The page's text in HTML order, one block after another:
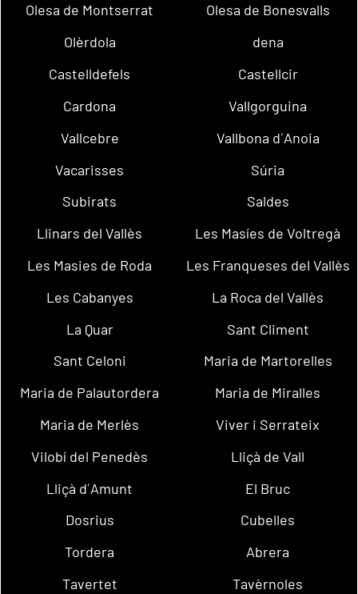
Olesa de Montserrat
Olesa de Bonesvalls
Olèrdola
dena
Castelldefels
Castellcir
Cardona
Vallgorguina
Vallcebre
Vallbona d´Anoia
Vacarisses
Súria
Subirats
Saldes
Llinars del Vallès
Les Masíes de Voltregà
Les Masies de Roda
Les Franqueses del Vallès
Les Cabanyes
La Roca del Vallès
La Quar
Sant Climent
Sant Celoni
Maria de Martorelles
Maria de Palautordera
Maria de Miralles
Maria de Merlès
Viver i Serrateix
Vilobí del Penedès
Lliçà de Vall
Lliçà d´Amunt
El Bruc
Dosrius
Cubelles
Tordera
Abrera
Tavertet
Tavèrnoles